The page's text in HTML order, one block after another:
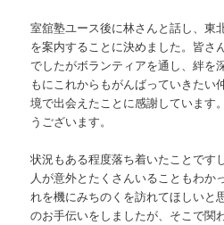
室舘塾ユース後に林さんと話し、東
を案内することに決めました。皆さ
でしたがボランティアを通し、絆を
もにこれからもがんばっていきたい
境で出会えたことに感謝しています
うございます。
状況もある程度落ち着いたことです
人が意外とたくさんいることもわか
れを機にみちのくを訪れてほしいと
のお手伝いをしましたが、そこで関